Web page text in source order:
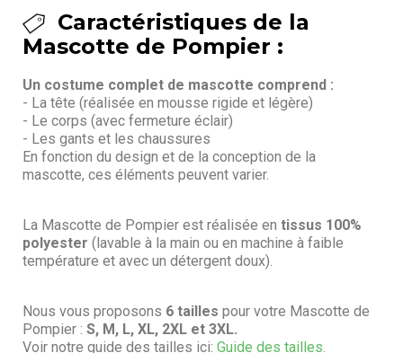
Caractéristiques de la
Mascotte de Pompier :
Un costume complet de mascotte comprend :
- La tête (réalisée en mousse rigide et légère)
- Le corps (avec fermeture éclair)
- Les gants et les chaussures
En fonction du design et de la conception de la
mascotte, ces éléments peuvent varier.
La Mascotte de Pompier est réalisée en tissus 100%
polyester (lavable à la main ou en machine à faible
température et avec un détergent doux).
Nous vous proposons 6 tailles pour votre Mascotte de
Pompier : S, M, L, XL, 2XL et 3XL.
Voir notre guide des tailles ici: Guide des tailles.